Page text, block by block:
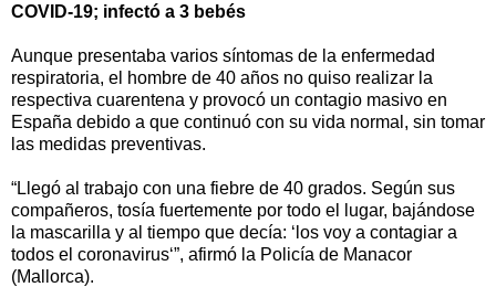
COVID-19; infectó a 3 bebés
Aunque presentaba varios síntomas de la enfermedad
respiratoria, el hombre de 40 años no quiso realizar la
respectiva cuarentena y provocó un contagio masivo en
España debido a que continuó con su vida normal, sin tomar
las medidas preventivas.
“Llegó al trabajo con una fiebre de 40 grados. Según sus
compañeros, tosía fuertemente por todo el lugar, bajándose
la mascarilla y al tiempo que decía: ‘los voy a contagiar a
todos el coronavirus‘”, afirmó la Policía de Manacor
(Mallorca).